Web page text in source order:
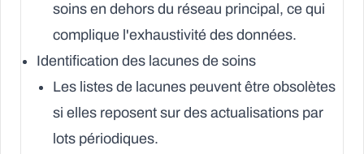
soins en dehors du réseau principal, ce qui
complique l'exhaustivité des données.
Identification des lacunes de soins
Les listes de lacunes peuvent être obsolètes
si elles reposent sur des actualisations par
lots périodiques.